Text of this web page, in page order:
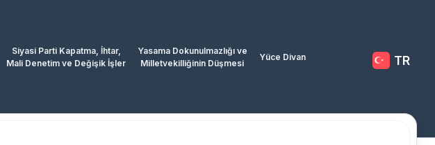
Siyasi Parti Kapatma, İhtar,
Mali Denetim ve Değişik İşler
Yasama Dokunulmazlığı ve
Milletvekilliğinin Düşmesi
Yüce Divan TR